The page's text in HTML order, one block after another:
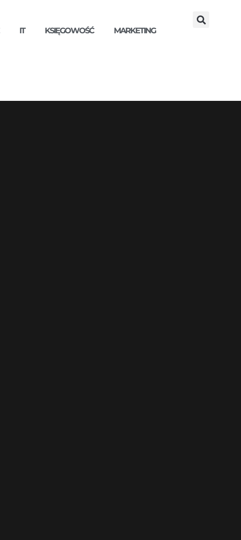
IT KSIĘGOWOŚĆ MARKETING